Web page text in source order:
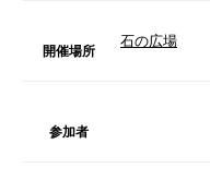
開催場所
石の広場
参加者